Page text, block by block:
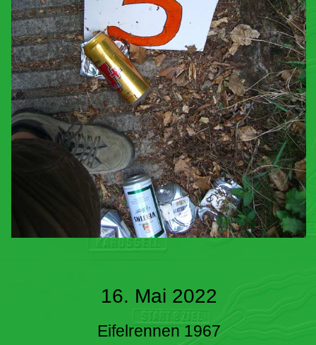
16. Mai 2022
Eifelrennen 1967